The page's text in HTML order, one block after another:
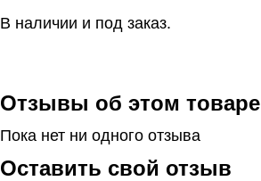
В наличии и под заказ.
Отзывы об этом товаре
Пока нет ни одного отзыва
Оставить свой отзыв